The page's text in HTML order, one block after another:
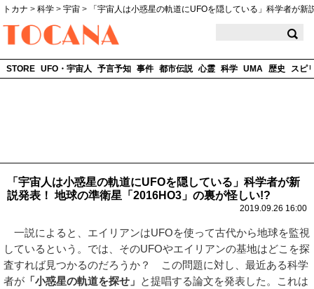
トカナ > 科学 > 宇宙 >
「宇宙人は小惑星の軌道にUFOを隠している」科学者が新
STORE UFO・宇宙人 予言予知 事件 都市伝説 心霊 科学 UMA 歴史 スピ
「宇宙人は小惑星の軌道にUFOを隠している」科学者が新
説発表！ 地球の準衛星「2016HO3」の裏が怪しい!?
2019.09.26 16:00
一説によると、エイリアンはUFOを使って古代から地球を監視
しているという。では、そのUFOやエイリアンの基地はどこを探
査すれば見つかるのだろうか？ この問題に対し、最近ある科学
者が 「小惑星の軌道を探せ」 と提唱する論文を発表した。これは